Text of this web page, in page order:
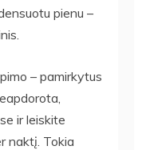
pienu –
– pamirkytus
ir leiskite
naktį. Tokia